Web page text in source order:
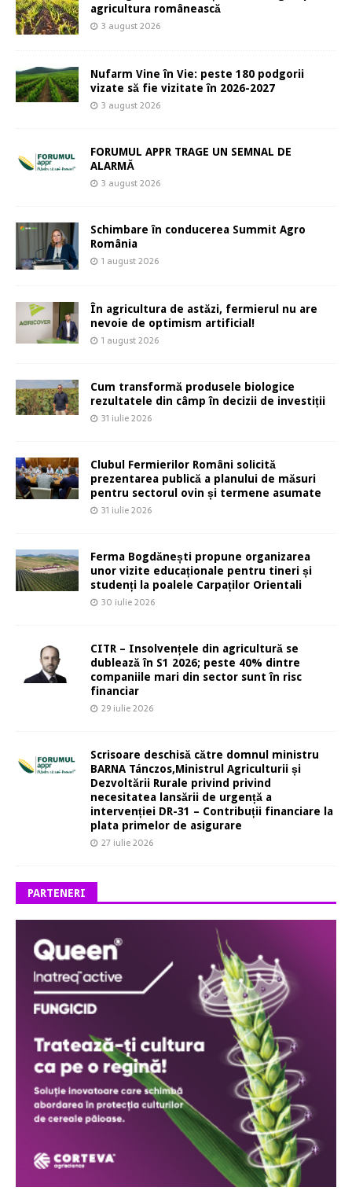
agricultura românească
3 august 2026
Nufarm Vine în Vie: peste 180 podgorii
vizate să fie vizitate în 2026-2027
3 august 2026
FORUMUL APPR TRAGE UN SEMNAL DE
ALARMĂ
3 august 2026
Schimbare în conducerea Summit Agro
România
1 august 2026
În agricultura de astăzi, fermierul nu are
nevoie de optimism artificial!
1 august 2026
Cum transformă produsele biologice
rezultatele din câmp în decizii de investiții
31 iulie 2026
Clubul Fermierilor Români solicită
prezentarea publică a planului de măsuri
pentru sectorul ovin și termene asumate
31 iulie 2026
Ferma Bogdănești propune organizarea
unor vizite educaționale pentru tineri și
studenți la poalele Carpaților Orientali
30 iulie 2026
CITR – Insolvențele din agricultură se
dublează în S1 2026; peste 40% dintre
companiile mari din sector sunt în risc
financiar
29 iulie 2026
Scrisoare deschisă către domnul ministru
BARNA Tánczos,Ministrul Agriculturii și
Dezvoltării Rurale privind privind
necesitatea lansării de urgență a
intervenției DR-31 – Contribuții financiare la
plata primelor de asigurare
27 iulie 2026
PARTENERI